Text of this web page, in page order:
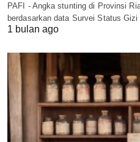
PAFI - Angka stunting di Provinsi
berdasarkan data Survei Status
1 bulan ago